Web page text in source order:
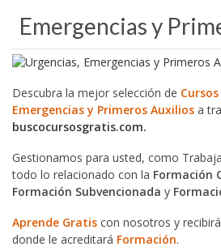
Emergencias y
Descubra la mejor selección de
Emergencias y Primeros Auxilios a
buscocursosgratis.com.
Gestionamos para usted, como
todo lo relacionado con la Formación
Formación Subvencionada y
Aprende Gratis con nosotros y
donde le acreditará Formación.